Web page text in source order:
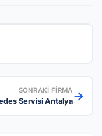
SONRAKI FIRMA
Servisi Antalya→